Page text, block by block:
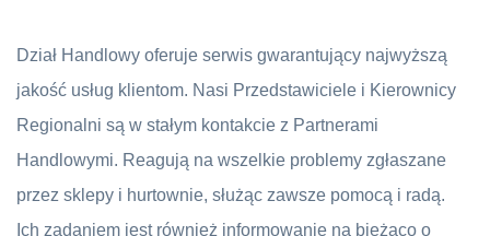
Dział Handlowy oferuje serwis gwarantujący najwyższą
jakość usług klientom. Nasi Przedstawiciele i Kierownicy
Regionalni są w stałym kontakcie z Partnerami
Handlowymi. Reagują na wszelkie problemy zgłaszane
przez sklepy i hurtownie, służąc zawsze pomocą i radą.
Ich zadaniem jest również informowanie na bieżąco o